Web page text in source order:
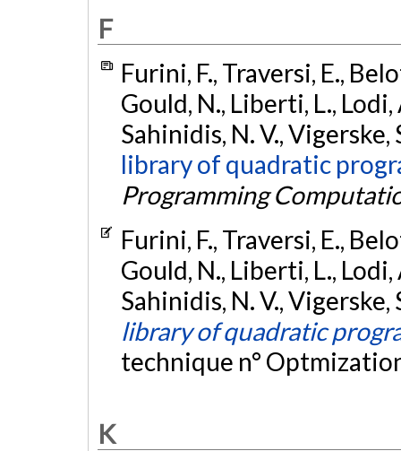
F
Furini, F., Traversi, E.,
Gould, N., Liberti, L.,
Sahinidis, N. V.,
library of quadratic
Programming
Furini, F., Traversi, E.,
Gould, N., Liberti, L.,
Sahinidis, N. V.,
library of quadratic
technique n°
K